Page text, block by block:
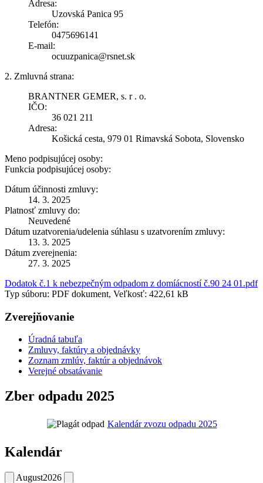
Adresa:
Uzovská Panica 95
Telefón:
0475696141
E-mail:
ocuuzpanica@rsnet.sk
2. Zmluvná strana:
BRANTNER GEMER, s. r . o.
IČO:
36 021 211
Adresa:
Košická cesta, 979 01 Rimavská Sobota, Slovensko
Meno podpisujúcej osoby:
Funkcia podpisujúcej osoby:
Dátum účinnosti zmluvy:
14. 3. 2025
Platnosť zmluvy do:
Neuvedené
Dátum uzatvorenia/udelenia súhlasu s uzatvorením zmluvy:
13. 3. 2025
Dátum zverejnenia:
27. 3. 2025
Dodatok č.1 k nebezpečným odpadom z domíácností č.90 24 01.pdf
Typ súboru: PDF dokument, Veľkosť: 422,61 kB
Zverejňovanie
Úradná tabuľa
Zmluvy, faktúry a objednávky
Zoznam zmlúv, faktúr a objednávok
Verejné obsatávanie
Zber odpadu 2025
Kalendár zvozu odpadu 2025
Kalendár
August2026